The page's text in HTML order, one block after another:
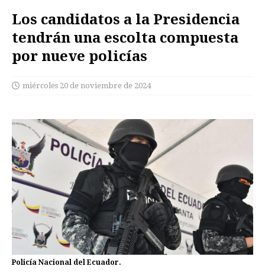
Los candidatos a la Presidencia
tendrán una escolta compuesta
por nueve policías
miércoles 20 de noviembre de 2024
Policía Nacional del Ecuador.